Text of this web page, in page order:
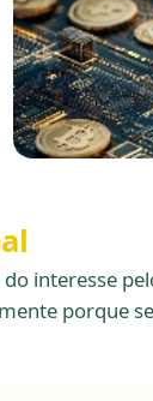
interesse
porque